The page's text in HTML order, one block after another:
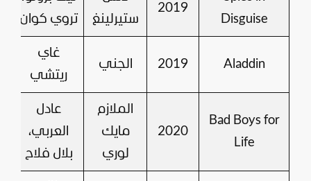
Disguise
2019
ستيرلينغ
تروي كوان
Aladdin
2019 الجني
غاي
ريتشي
Bad Boys for
Life
2020
الملازم
مايك
لوري
عادل
العربي،
بلال فلاح